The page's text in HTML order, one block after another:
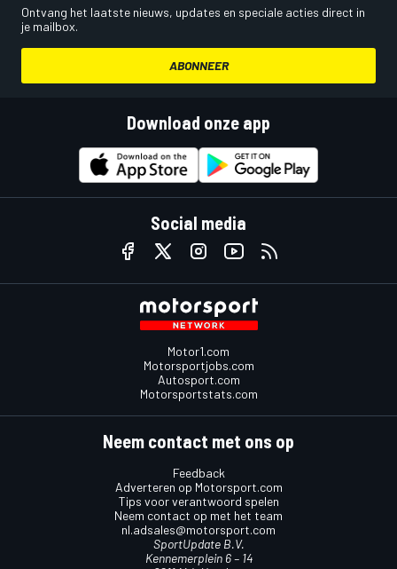
Ontvang het laatste nieuws, updates en speciale acties direct in
je mailbox.
ABONNEER
Download onze app
Social media
Motor1.com
Motorsportjobs.com
Autosport.com
Motorsportstats.com
Neem contact met ons op
Feedback
Adverteren op Motorsport.com
Tips voor verantwoord spelen
Neem contact op met het team
nl.adsales@motorsport.com
SportUpdate B.V.
Kennemerplein 6 – 14